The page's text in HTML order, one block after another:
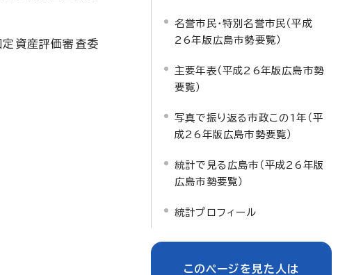
定資産評価審査委
名誉市民・特別名誉市民（平成
26年版広島市勢要覧）
主要年表（平成26年版広島市勢
要覧）
写真で振り返る市政この1年（平
成26年版広島市勢要覧）
統計で見る広島市（平成26年版
広島市勢要覧）
統計プロフィール
このページを見た人は